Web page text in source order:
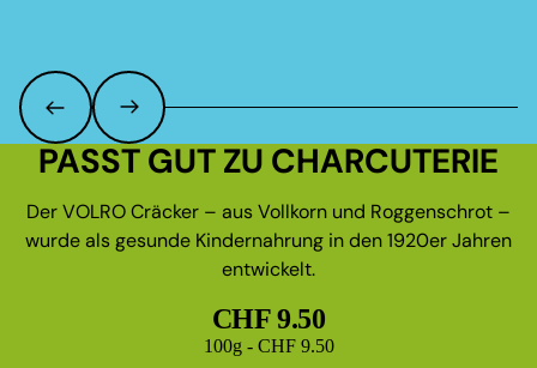
PASST GUT ZU CHARCUTERIE
Der VOLRO Cräcker – aus Vollkorn und Roggenschrot –
wurde als gesunde Kindernahrung in den 1920er Jahren
entwickelt.
CHF 9.50
Grundpreis
100g - CHF 9.50